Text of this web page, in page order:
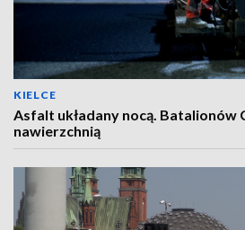
KIELCE
Asfalt układany nocą. Batalionów
nawierzchnią